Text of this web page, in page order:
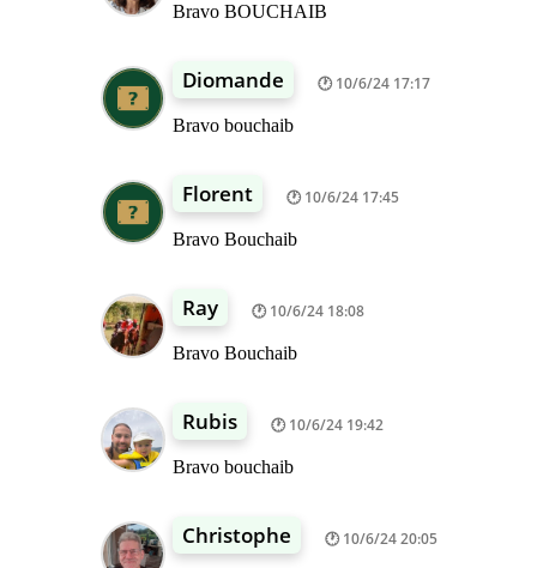
Bravo BOUCHAIB
Diomande 10/6/24 17:17
Bravo bouchaib
Florent 10/6/24 17:45
Bravo Bouchaib
Ray 10/6/24 18:08
Bravo Bouchaib
Rubis 10/6/24 19:42
Bravo bouchaib
Christophe 10/6/24 20:05